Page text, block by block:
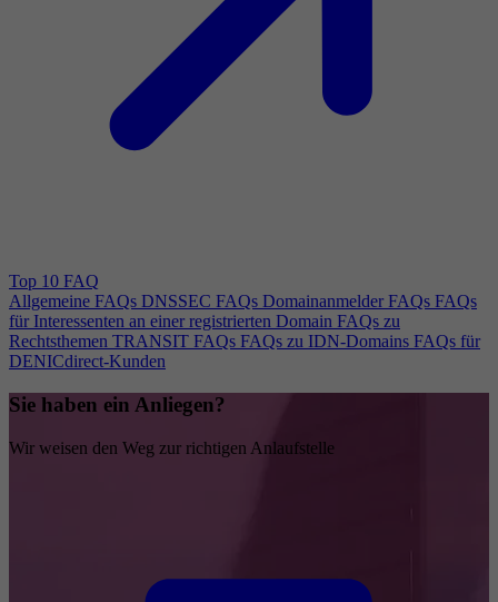
Top 10 FAQ
Allgemeine FAQs DNSSEC FAQs Domainanmelder FAQs FAQs
für Interessenten an einer registrierten Domain FAQs zu
Rechtsthemen TRANSIT FAQs FAQs zu IDN-Domains FAQs für
DENICdirect-Kunden
Sie haben ein Anliegen?
Wir weisen den Weg zur richtigen Anlaufstelle